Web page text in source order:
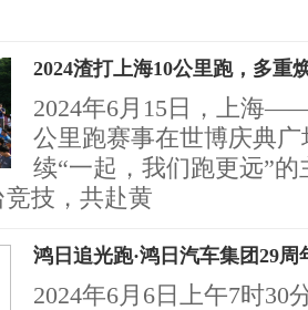
2024渣打上海10公里跑，多重
2024年6月15日，上海
公里跑赛事在世博庆典
续“一起，我们跑更远”
技，共赴黄
鸿日追光跑·鸿日汽车集团29周
2024年6月6日上午7时30